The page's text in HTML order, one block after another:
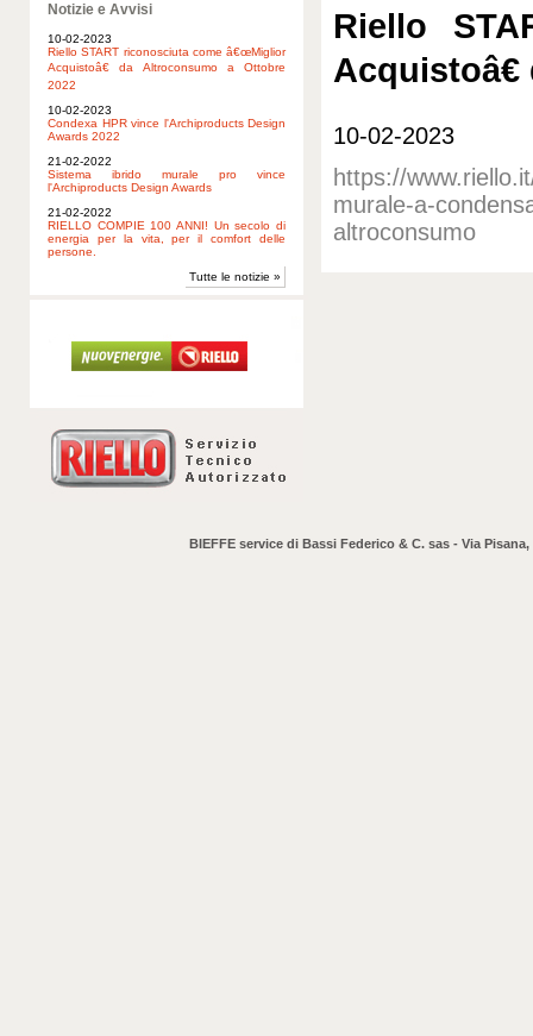
Notizie e Avvisi
10-02-2023
Riello START riconosciuta come â€œMiglior
Acquistoâ€ da Altroconsumo a Ottobre
2022
10-02-2023
Condexa HPR vince l'Archiproducts Design
Awards 2022
21-02-2022
Sistema ibrido murale pro vince
l'Archiproducts Design Awards
21-02-2022
RIELLO COMPIE 100 ANNI! Un secolo di
energia per la vita, per il comfort delle
persone.
Tutte le notizie »
Riello
10-02-2023
https://
murale-a-
altroconsumo
BIEFFE service di Bassi Federico & C. sas - Via